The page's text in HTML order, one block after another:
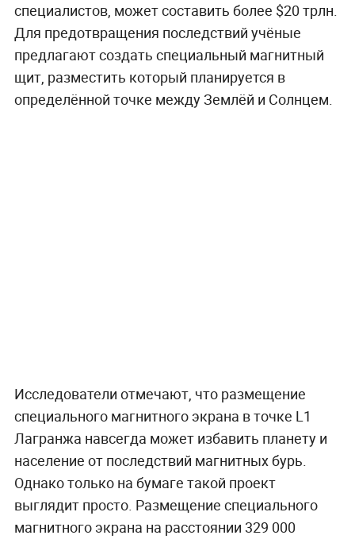
специалистов, может составить более $20 трлн.
Для предотвращения последствий учёные
предлагают создать специальный магнитный
щит, разместить который планируется в
определённой точке между Землёй и Солнцем.
Исследователи отмечают, что размещение
специального магнитного экрана в точке L1
Лагранжа навсегда может избавить планету и
население от последствий магнитных бурь.
Однако только на бумаге такой проект
выглядит просто. Размещение специального
магнитного экрана на расстоянии 329 000